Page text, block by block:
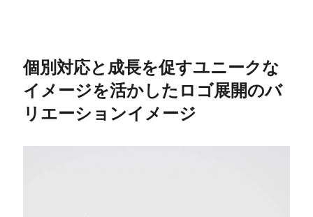
個別対応と成長を促すユニークな
イメージを活かしたロゴ展開のバ
リエーションイメージ